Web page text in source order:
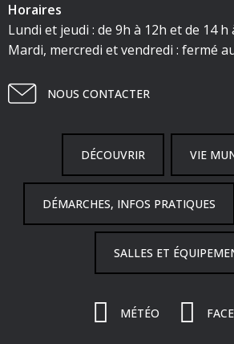
Horaires
Lundi et jeudi : de 9h à 12h et de 14 h
Mardi, mercredi et vendredi : fermé
NOUS CONTACTER
DÉCOUVRIR VIE
DÉMARCHES, INFOS PRATIQUES
SALLES ET
MÉTÉO